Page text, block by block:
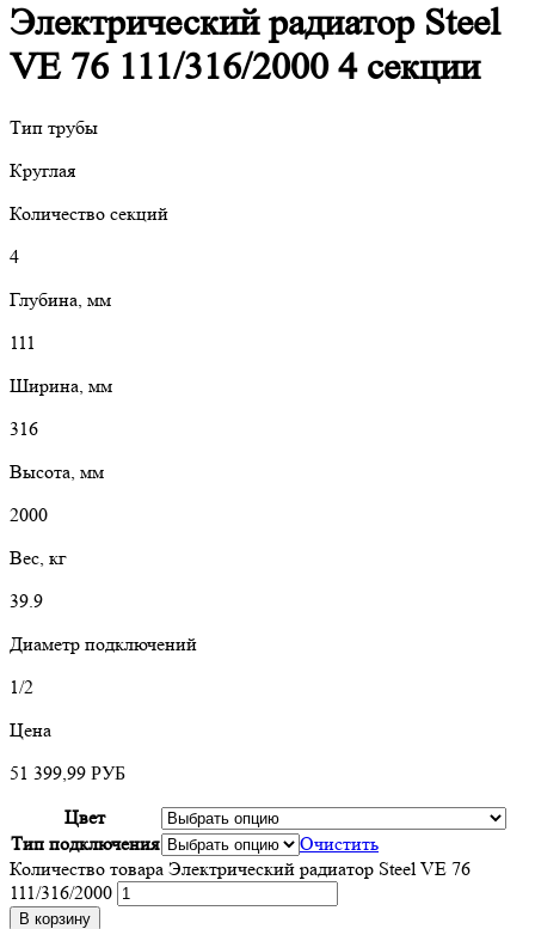
Электрический радиатор Steel
VE 76 111/316/2000 4 секции
Тип трубы
Круглая
Количество секций
4
Глубина, мм
111
Ширина, мм
316
Высота, мм
2000
Вес, кг
39.9
Диаметр подключений
1/2
Цена
51 399,99 РУБ
Цвет
Тип подключения
Очистить
Количество товара Электрический радиатор Steel VE 76
111/316/2000
В корзину